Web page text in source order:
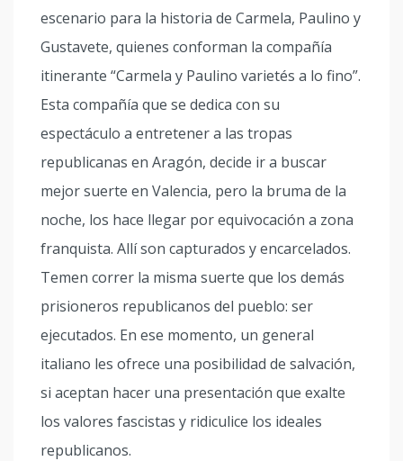
escenario para la historia de Carmela, Paulino y
Gustavete, quienes conforman la compañía
itinerante “Carmela y Paulino varietés a lo fino”.
Esta compañía que se dedica con su
espectáculo a entretener a las tropas
republicanas en Aragón, decide ir a buscar
mejor suerte en Valencia, pero la bruma de la
noche, los hace llegar por equivocación a zona
franquista. Allí son capturados y encarcelados.
Temen correr la misma suerte que los demás
prisioneros republicanos del pueblo: ser
ejecutados. En ese momento, un general
italiano les ofrece una posibilidad de salvación,
si aceptan hacer una presentación que exalte
los valores fascistas y ridiculice los ideales
republicanos.